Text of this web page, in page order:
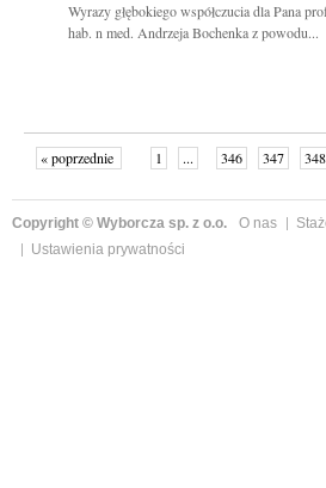
Wyrazy głębokiego współczucia dla Pana
hab. n med. Andrzeja Bochenka z powodu...
« poprzednie 1 ... 346 347 348
Copyright © Wyborcza sp. z o.o. O nas
Ustawienia prywatności